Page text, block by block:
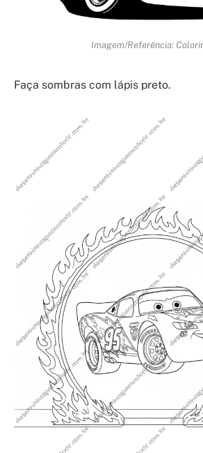
Imagem/Referência:
Faça sombras com lápis preto.